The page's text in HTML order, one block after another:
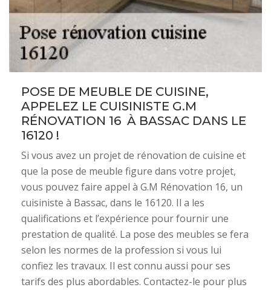
POSE DE MEUBLE DE CUISINE,
APPELEZ LE CUISINISTE G.M
RÉNOVATION 16 À BASSAC DANS LE
16120 !
Si vous avez un projet de rénovation de cuisine et
que la pose de meuble figure dans votre projet,
vous pouvez faire appel à G.M Rénovation 16, un
cuisiniste à Bassac, dans le 16120. Il a les
qualifications et l’expérience pour fournir une
prestation de qualité. La pose des meubles se fera
selon les normes de la profession si vous lui
confiez les travaux. Il est connu aussi pour ses
tarifs des plus abordables. Contactez-le pour plus